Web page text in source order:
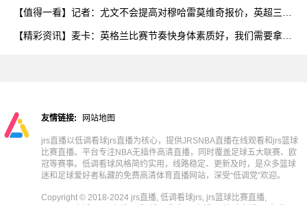
【值得一看】记者：尤文不会提高对穆哈雷莫维奇报价，英超三队
【精彩资讯】麦卡：英格兰比赛节奏快身体素质好，我们需要拿出
友情链接: 网站地图
jrs直播以低调看球jrs直播为核心，提供JRSNBA直播在线观看和jrs篮球
比赛直播。平台专注NBA无插件高清直播，同时覆盖足球五大联赛、欧
冠等赛事。低调看球风格简约实用，线路稳定、更新及时，是众多篮球
迷和足球爱好者私藏的免费高清体育直播网站，深受“低调党”欢迎。
Copyright © 2018-2024 jrs直播, 低调看球jrs, jrs篮球比赛直播,